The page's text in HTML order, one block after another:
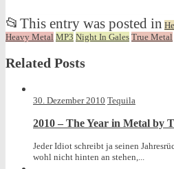
📂 This entry was posted in
Heavy Metal MP3 Night In Gales True Metal
Related Posts
30. Dezember 2010 Tequila
2010 – The Year in Metal by
Jeder Idiot schreibt ja seinen
wohl nicht hinten an stehen,...